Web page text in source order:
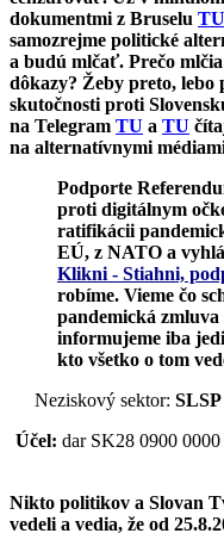
dokumentmi z Bruselu TU
samozrejme politické
a budú mlčať. Prečo
dôkazy? Žeby preto, lebo
skutočnosti proti
na Telegram TU a TU
na alternatívnymi
Podporte
proti digitálnym
ratifikácii
EÚ, z NATO a
Klikni - Stiahni,
robíme. Vieme čo
pandemická
informujeme iba
kto všetko o tom
Neziskový sektor: SLSP
Účel: dar SK28 0900
Nikto politikov a Slovan
vedeli a vedia, že od